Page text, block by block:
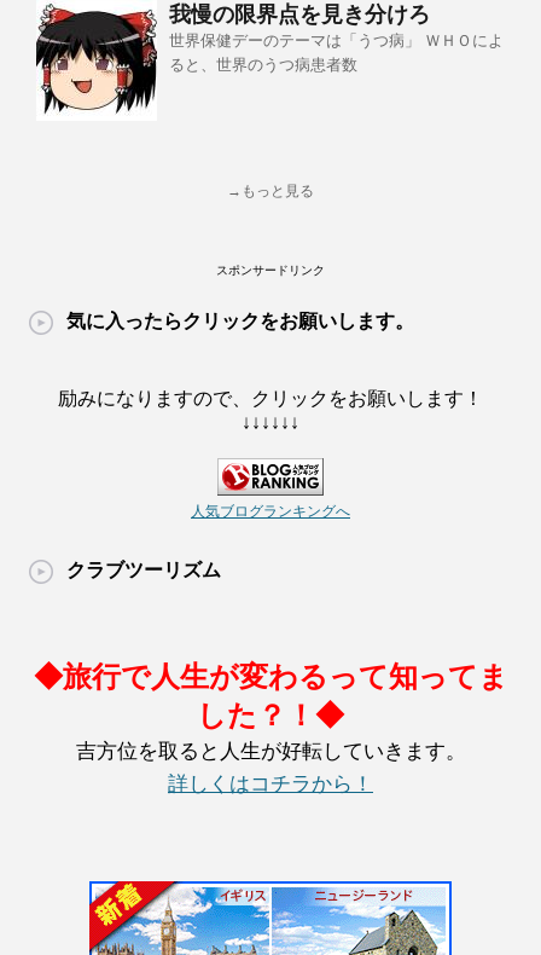
我慢の限界点を見き分けろ
世界保健デーのテーマは「うつ病」 ＷＨＯによ
ると、世界のうつ病患者数
→もっと見る
スポンサードリンク
気に入ったらクリックをお願いします。
励みになりますので、クリックをお願いします！
↓↓↓↓↓↓
人気ブログランキングへ
クラブツーリズム
◆旅行で人生が変わるって知ってま
した？！◆
吉方位を取ると人生が好転していきます。
詳しくはコチラから！